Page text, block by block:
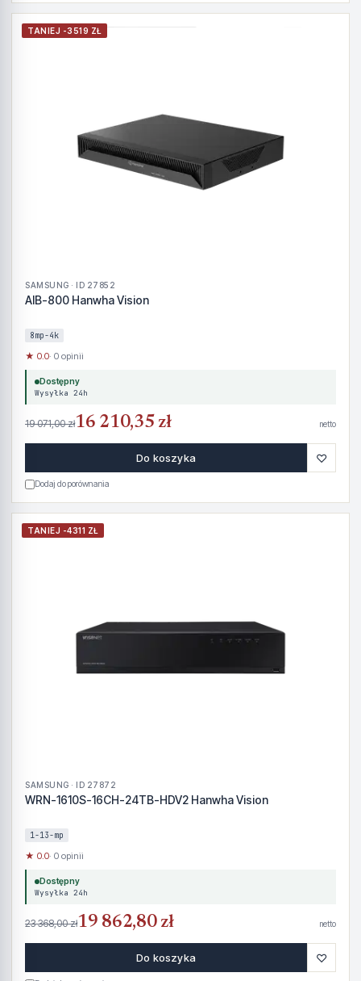
TANIEJ -3519 ZŁ
SAMSUNG · ID 27852
AIB-800 Hanwha Vision
8mp-4k
★ 0.0· 0 opinii
Dostępny
Wysyłka 24h
19 071,00 zł16 210,35 zł netto
Do koszyka ♡
Dodaj do porównania
TANIEJ -4311 ZŁ
SAMSUNG · ID 27872
WRN-1610S-16CH-24TB-HDV2 Hanwha Vision
1-13-mp
★ 0.0· 0 opinii
Dostępny
Wysyłka 24h
23 368,00 zł19 862,80 zł netto
Do koszyka ♡